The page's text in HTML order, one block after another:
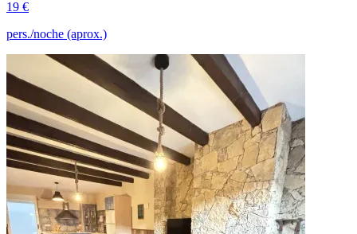
19 €
pers./noche (aprox.)